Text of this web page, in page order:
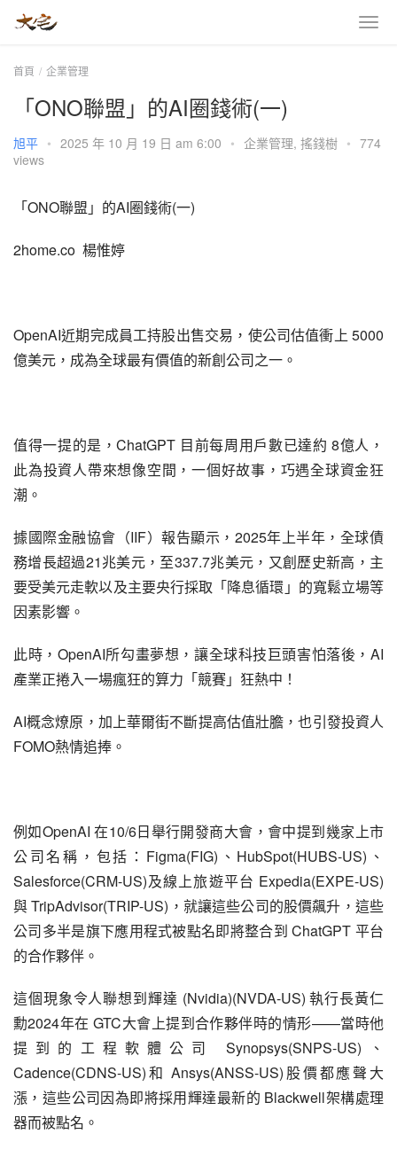
首頁 企業管理
「ONO聯盟」的AI圈錢術(一)
旭平 • 2025 年 10 月 19 日 am 6:00 • 企業管理, 搖錢樹 • 774
views
「ONO聯盟」的AI圈錢術(一)
2home.co  楊惟婷
OpenAI近期完成員工持股出售交易，使公司估值衝上 5000
億美元，成為全球最有價值的新創公司之一。
值得一提的是，ChatGPT 目前每周用戶數已達約 8億人，
此為投資人帶來想像空間，一個好故事，巧遇全球資金狂
潮。
據國際金融協會（IIF）報告顯示，2025年上半年，全球債
務增長超過21兆美元，至337.7兆美元，又創歷史新高，主
要受美元走軟以及主要央行採取「降息循環」的寬鬆立場等
因素影響。
此時，OpenAI所勾畫夢想，讓全球科技巨頭害怕落後，AI
產業正捲入一場瘋狂的算力「競賽」狂熱中！
AI概念燎原，加上華爾街不斷提高估值壯膽，也引發投資人
FOMO熱情追捧。
例如OpenAI 在10/6日舉行開發商大會，會中提到幾家上市
公司名稱，包括：Figma(FIG)、HubSpot(HUBS-US)、
Salesforce(CRM-US)及線上旅遊平台 Expedia(EXPE-US)
與 TripAdvisor(TRIP-US)，就讓這些公司的股價飆升，這些
公司多半是旗下應用程式被點名即將整合到 ChatGPT 平台
的合作夥伴。
這個現象令人聯想到輝達 (Nvidia)(NVDA-US) 執行長黃仁
勳2024年在 GTC大會上提到合作夥伴時的情形——當時他
提到的工程軟體公司 Synopsys(SNPS-US)、
Cadence(CDNS-US)和 Ansys(ANSS-US)股價都應聲大
漲，這些公司因為即將採用輝達最新的 Blackwell架構處理
器而被點名。